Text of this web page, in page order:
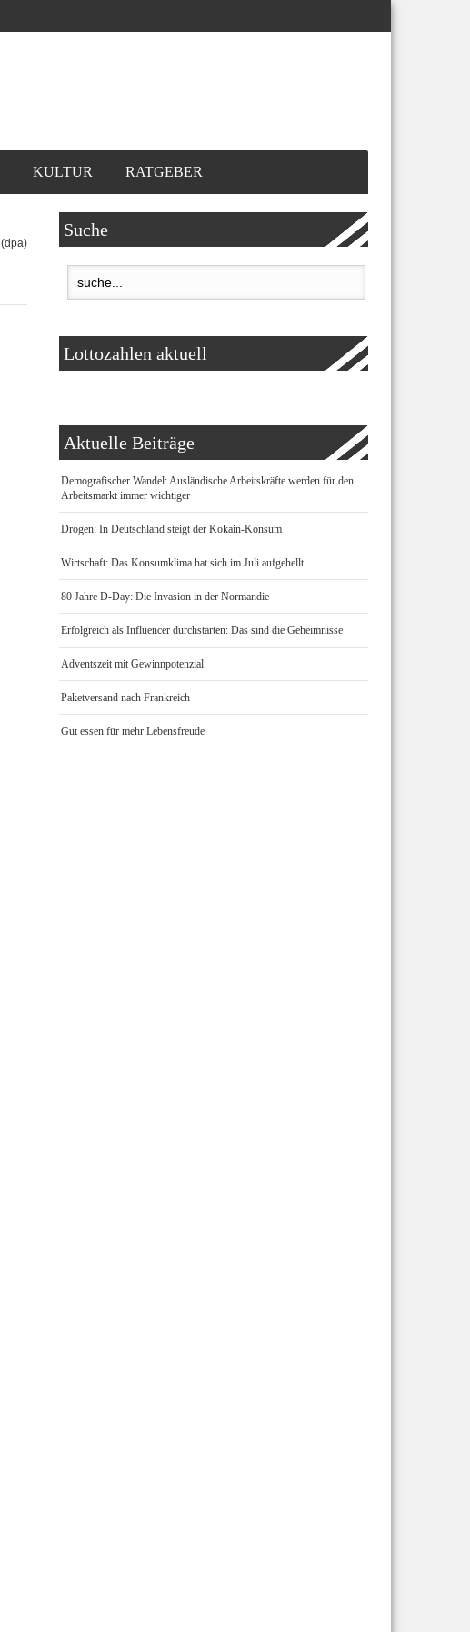
KULTUR RATGEBER
(dpa)
Suche
Lottozahlen aktuell
Aktuelle Beiträge
Demografischer Wandel: Ausländische Arbeitskräfte werden für den
Arbeitsmarkt immer wichtiger
Drogen: In Deutschland steigt der Kokain-Konsum
Wirtschaft: Das Konsumklima hat sich im Juli aufgehellt
80 Jahre D-Day: Die Invasion in der Normandie
Erfolgreich als Influencer durchstarten: Das sind die Geheimnisse
Adventszeit mit Gewinnpotenzial
Paketversand nach Frankreich
Gut essen für mehr Lebensfreude